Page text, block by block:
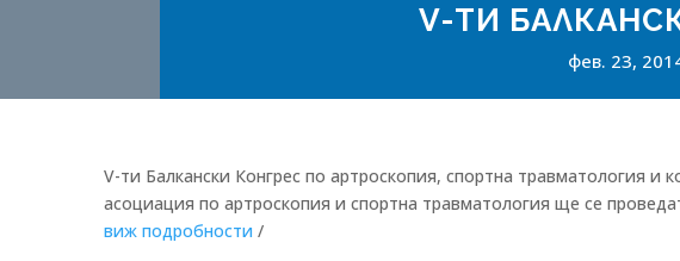
V-ТИ
фев. 23,
V-ти Балкански Конгрес по артроскопия, спортна травматология и
асоциация по артроскопия и спортна травматология ще се
виж подробности /